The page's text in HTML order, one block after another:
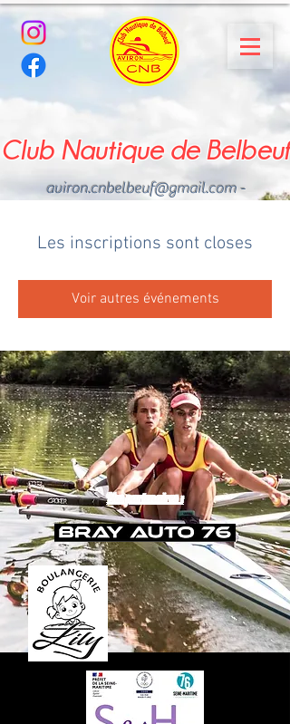
Club Nautique de Belbeuf
aviron.cnbelbeuf@gmail.com-
Les inscriptions sont closes
Voir autres événements
Nos partenaires :